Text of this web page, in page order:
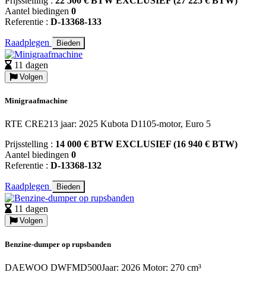
Aantel biedingen 0
Referentie : D-13368-133
Raadplegen Bieden
11 dagen
Volgen
Minigraafmachine
RTE CRE213 jaar: 2025 Kubota D1105-motor, Euro 5
Prijsstelling : 14 000 € BTW EXCLUSIEF (16 940 € BTW)
Aantel biedingen 0
Referentie : D-13368-132
Raadplegen Bieden
11 dagen
Volgen
Benzine-dumper op rupsbanden
DAEWOO DWFMD500Jaar: 2026 Motor: 270 cm³